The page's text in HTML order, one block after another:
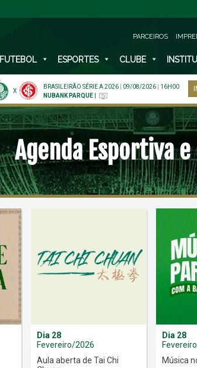
PARCEIROS
FUTEBOL ESPORTES CLUBE
X
BRASILEIRÃO SÉRIE A 2026 09/08/2026
16H00
NUBANK PARQUE
Agenda Esportiva
Dia 28
Fevereiro/2026
Aula aberta de Tai Chi
Dia 28
Música